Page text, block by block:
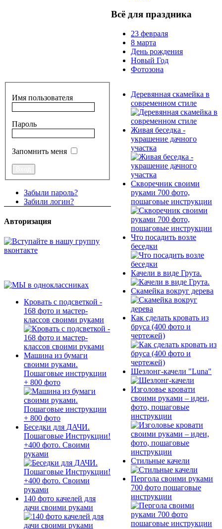
Всё для праздника
23 февраля
8 марта
День рождения
Новый Год
Фотозона
Имя пользователя
Пароль
Запомнить меня
Забыли пароль?
Забили логин?
Авторизация
Кровать с подсветкой -
168 фото и мастер-
классов своими руками
Машина из бумаги
своими руками.
Пошаговые инструкции
+ 800 фото
Беседки для ДАЧИ.
Пошаговые Инструкции!
+400 фото. Своими
руками
140 фото качелей для
дачи своими руками
Деревянная скамейка в
современном стиле
Живая беседка -
украшение дачного
участка
Скворечник своими
руками 700 фото,
пошаговые инструкции
Что посадить возле
беседки
Качели в виде Грута.
Скамейка вокруг дерева
Как сделать кровать из
бруса (400 фото и
чертежей)
Шезлонг-качели "Luna"
Изголовье кровати
своими руками – идеи,
фото, пошаговые
инструкции
Стильные качели
Пергола своими руками
700 фото пошаговые
инструкции